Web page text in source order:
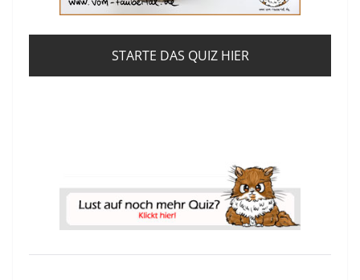
STARTE DAS QUIZ HIER